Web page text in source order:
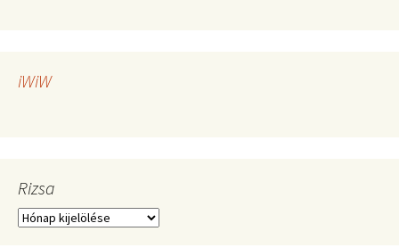
iWiW
Rizsa
Rizsa